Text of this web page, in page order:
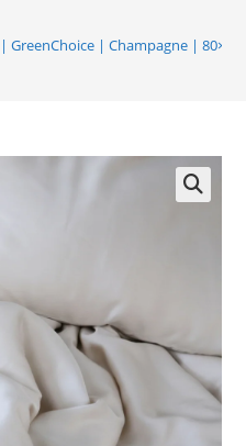
GreenChoice | Champagne |